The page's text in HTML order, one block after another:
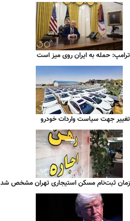
ترامپ: حمله به ایران روی میز است
تغییر جهت سیاست واردات خودرو
زمان ثبت‌نام مسکن استیجاری تهران مشخص شد